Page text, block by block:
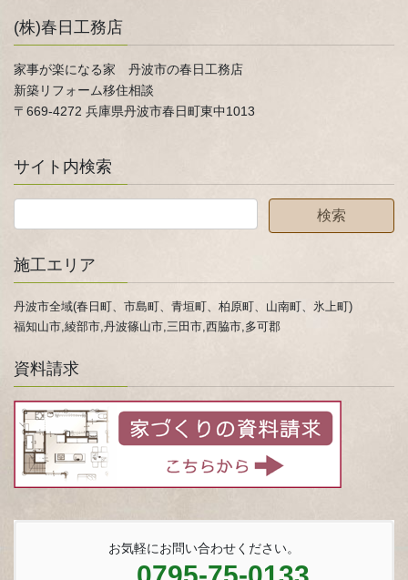
(株)春日工務店
家事が楽になる家 丹波市の春日工務店
新築リフォーム移住相談
〒669-4272 兵庫県丹波市春日町東中1013
サイト内検索
施工エリア
丹波市全域(春日町、市島町、青垣町、柏原町、山南町、氷上町)
福知山市,綾部市,丹波篠山市,三田市,西脇市,多可郡
資料請求
お気軽にお問い合わせください。